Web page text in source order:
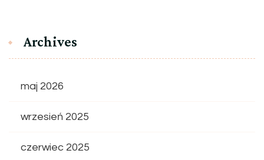
Archives
maj 2026
wrzesień 2025
czerwiec 2025